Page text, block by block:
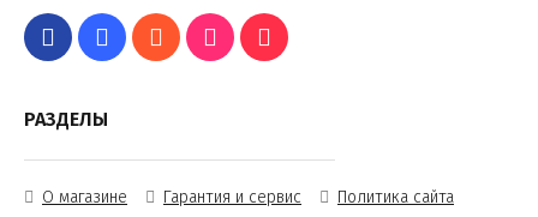
РАЗДЕЛЫ
О магазине Гарантия и сервис Политика сайта